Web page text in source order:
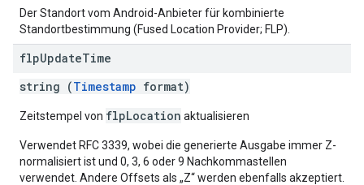
Der Standort vom Android-Anbieter für kombinierte
Standortbestimmung (Fused Location Provider; FLP).
flpUpdateTime
string (Timestamp format)
Zeitstempel von flpLocation aktualisieren
Verwendet RFC 3339, wobei die generierte Ausgabe immer Z-
normalisiert ist und 0, 3, 6 oder 9 Nachkommastellen
verwendet. Andere Offsets als „Z“ werden ebenfalls akzeptiert.